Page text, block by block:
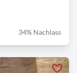
34% Nachlass